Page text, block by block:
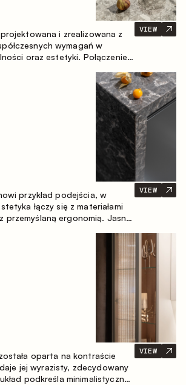
i zrealizowana z
wymagań w
oraz estetyki. Połączenie
VIEW
przykład podejścia, w
łączy się z materiałami
przemyślaną ergonomią. Jasna
VIEW
oparta na kontraście
jej wyrazisty, zdecydowany
podkreśla minimalistyczny i
VIEW